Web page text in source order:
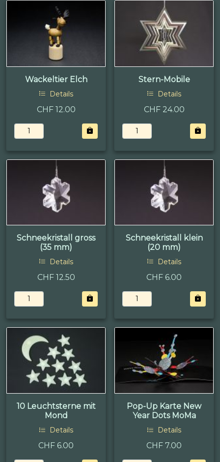
Wackeltier Elch
Details
CHF 12.00
Stern-Mobile
Details
CHF 24.00
Schneekristall gross
(35 mm)
Details
CHF 12.50
Schneekristall klein
(20 mm)
Details
CHF 6.00
10 Leuchtsterne mit
Mond
Details
CHF 6.00
Pop-Up Karte New
Year Dots MoMa
Details
CHF 7.00